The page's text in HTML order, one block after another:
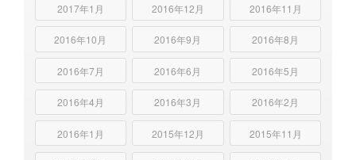
2017年1月 2016年12月 2016年11月
2016年10月 2016年9月 2016年8月
2016年7月 2016年6月 2016年5月
2016年4月 2016年3月 2016年2月
2016年1月 2015年12月 2015年11月